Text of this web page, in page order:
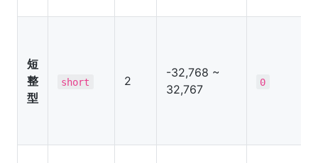
短
整
型
short 2
-32,768 ~
32,767
0